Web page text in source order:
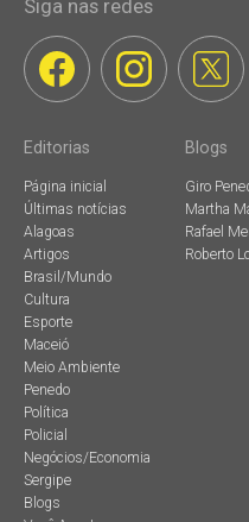
Siga nas redes
Editorias
Página inicial
Últimas notícias
Alagoas
Artigos
Brasil/Mundo
Cultura
Esporte
Maceió
Meio Ambiente
Penedo
Política
Policial
Negócios/Economia
Sergipe
Blogs
Blogs
Giro
Martha
Rafael
Roberto